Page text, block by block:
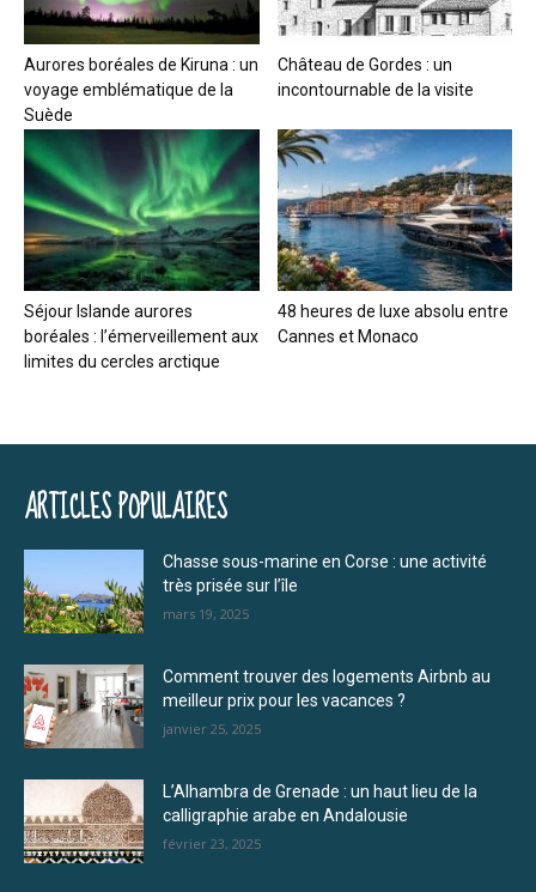
Aurores boréales de Kiruna : un
voyage emblématique de la
Suède
Château de Gordes : un
incontournable de la visite
Séjour Islande aurores
boréales : l’émerveillement aux
limites du cercles arctique
48 heures de luxe absolu entre
Cannes et Monaco
ARTICLES POPULAIRES
Chasse sous-marine en Corse : une activité
très prisée sur l’île
mars 19, 2025
Comment trouver des logements Airbnb au
meilleur prix pour les vacances ?
janvier 25, 2025
L’Alhambra de Grenade : un haut lieu de la
calligraphie arabe en Andalousie
février 23, 2025